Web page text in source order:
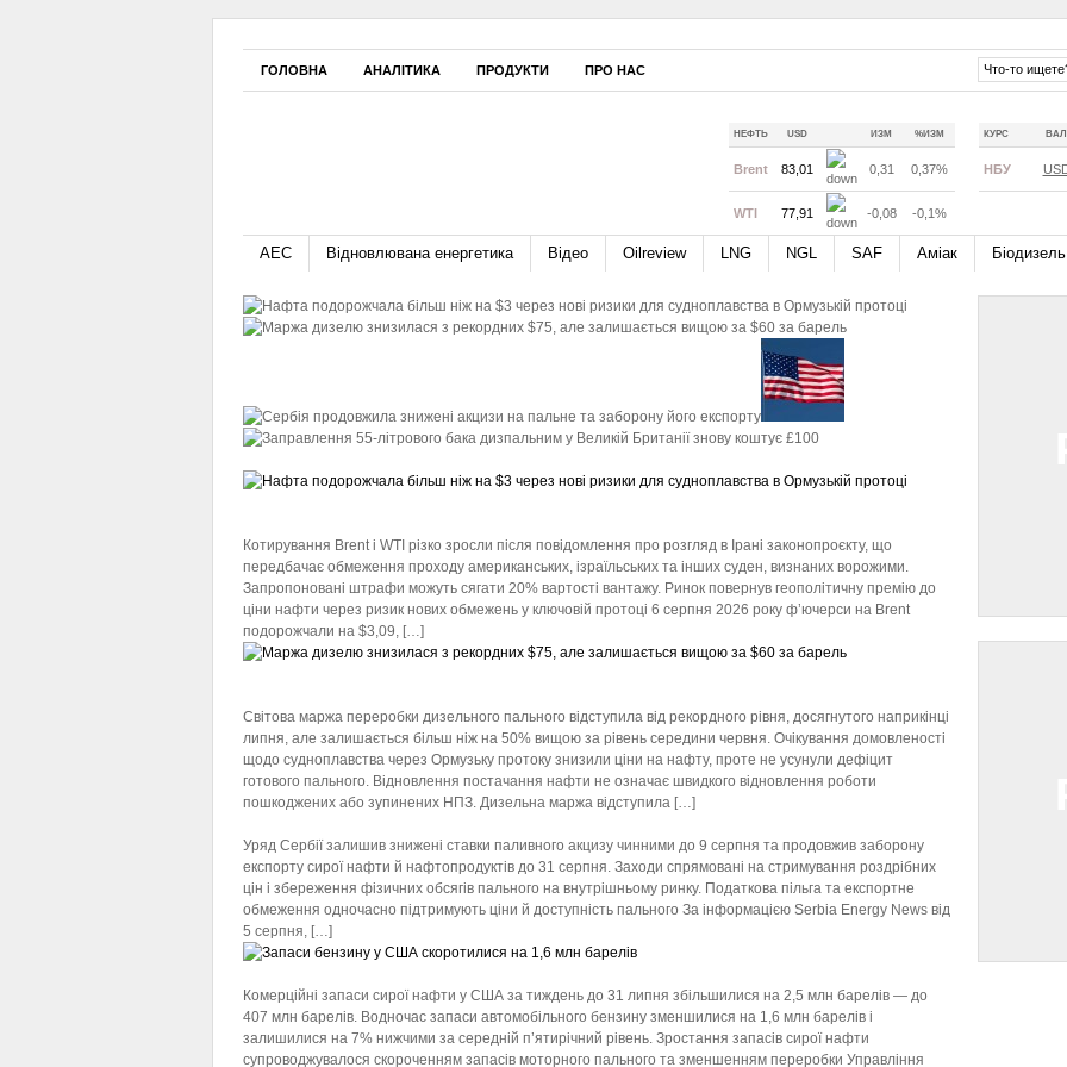
ГОЛОВНА АНАЛІТИКА ПРОДУКТИ ПРО НАС
КУРС ВАЛ
НБУ
НЕФТЬ USD ИЗМ %ИЗМ
Brent 83,01 0,31 0,37%
WTI 77,91 -0,08 -0,1%
АЕС Відновлювана енергетика Відео Oilreview LNG NGL SAF Аміак Біодизель
Котирування Brent і WTI різко зросли після повідомлення про розгляд в Ірані законопроєкту, що
передбачає обмеження проходу американських, ізраїльських та інших суден, визнаних ворожими.
Запропоновані штрафи можуть сягати 20% вартості вантажу. Ринок повернув геополітичну премію до
ціни нафти через ризик нових обмежень у ключовій протоці 6 серпня 2026 року ф’ючерси на Brent
подорожчали на $3,09, […]
Світова маржа переробки дизельного пального відступила від рекордного рівня, досягнутого наприкінці
липня, але залишається більш ніж на 50% вищою за рівень середини червня. Очікування домовленості
щодо судноплавства через Ормузьку протоку знизили ціни на нафту, проте не усунули дефіцит
готового пального. Відновлення постачання нафти не означає швидкого відновлення роботи
пошкоджених або зупинених НПЗ. Дизельна маржа відступила […]
Уряд Сербії залишив знижені ставки паливного акцизу чинними до 9 серпня та продовжив заборону
експорту сирої нафти й нафтопродуктів до 31 серпня. Заходи спрямовані на стримування роздрібних
цін і збереження фізичних обсягів пального на внутрішньому ринку. Податкова пільга та експортне
обмеження одночасно підтримують ціни й доступність пального За інформацією Serbia Energy News від
5 серпня, […]
Комерційні запаси сирої нафти у США за тиждень до 31 липня збільшилися на 2,5 млн барелів — до
407 млн барелів. Водночас запаси автомобільного бензину зменшилися на 1,6 млн барелів і
залишилися на 7% нижчими за середній п’ятирічний рівень. Зростання запасів сирої нафти
супроводжувалося скороченням запасів моторного пального та зменшенням переробки Управління